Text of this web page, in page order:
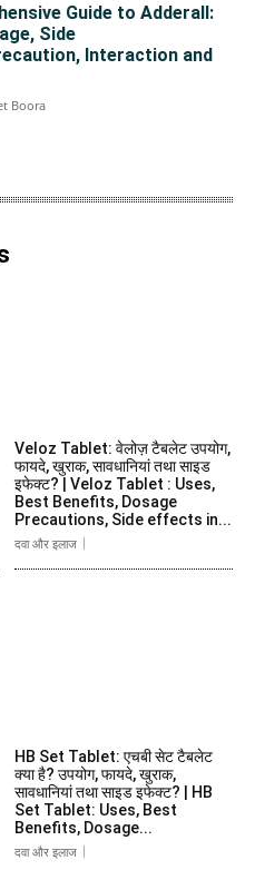
Guide to Adderall:
Side
Interaction and
Boora
Veloz Tablet: वेलोज़ टैबलेट उपयोग,
फायदे, खुराक, सावधानियां तथा साइड
इफेक्ट? | Veloz Tablet : Uses,
Best Benefits, Dosage
Precautions, Side effects in...
दवा और इलाज
HB Set Tablet: एचबी सेट टैबलेट
क्या है? उपयोग, फायदे, खुराक,
सावधानियां तथा साइड इफेक्ट? | HB
Set Tablet: Uses, Best
Benefits, Dosage...
दवा और इलाज